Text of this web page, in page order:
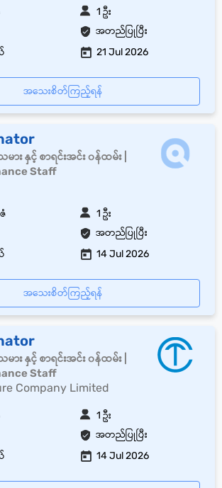
အတည်ပြုပြီး
1 ဦး
21 Jul 2026
အသေးစိတ်ကြည့်ရန်
ား နှင့် စာရင်းအင်း ၀န်ထမ်း |
Staff
အတည်ပြုပြီး
1 ဦး
14 Jul 2026
အသေးစိတ်ကြည့်ရန်
ား နှင့် စာရင်းအင်း ၀န်ထမ်း |
Staff
Company Limited
အတည်ပြုပြီး
1 ဦး
14 Jul 2026